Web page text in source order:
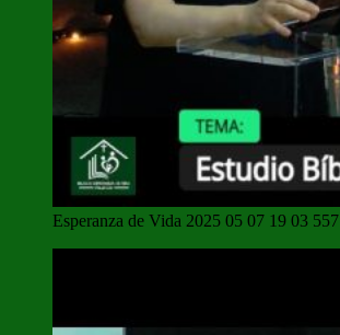
Esperanza de Vida 2025 05 07 19 03 557